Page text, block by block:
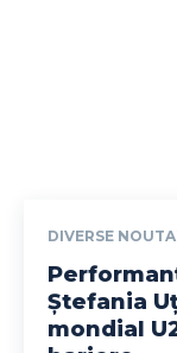
DIVERSE
Ștefania
mondial